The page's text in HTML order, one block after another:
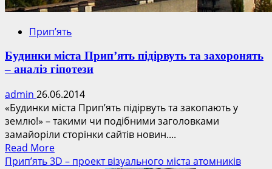
Прип’ять
Будинки міста Прип’ять підірвуть та захоронять
– аналіз гіпотези
admin 26.06.2014
«Будинки міста Прип’ять підірвуть та закопають у
землю!» – такими чи подібними заголовками
замайоріли сторінки сайтів новин....
Read MoreRead
more
Прип’ять 3D – проект візуального міста атомників